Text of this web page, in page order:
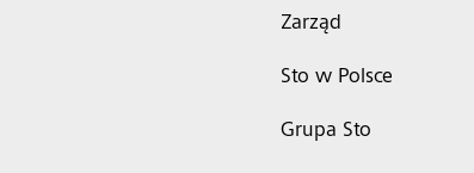
Zarząd
Sto w Polsce
Grupa Sto